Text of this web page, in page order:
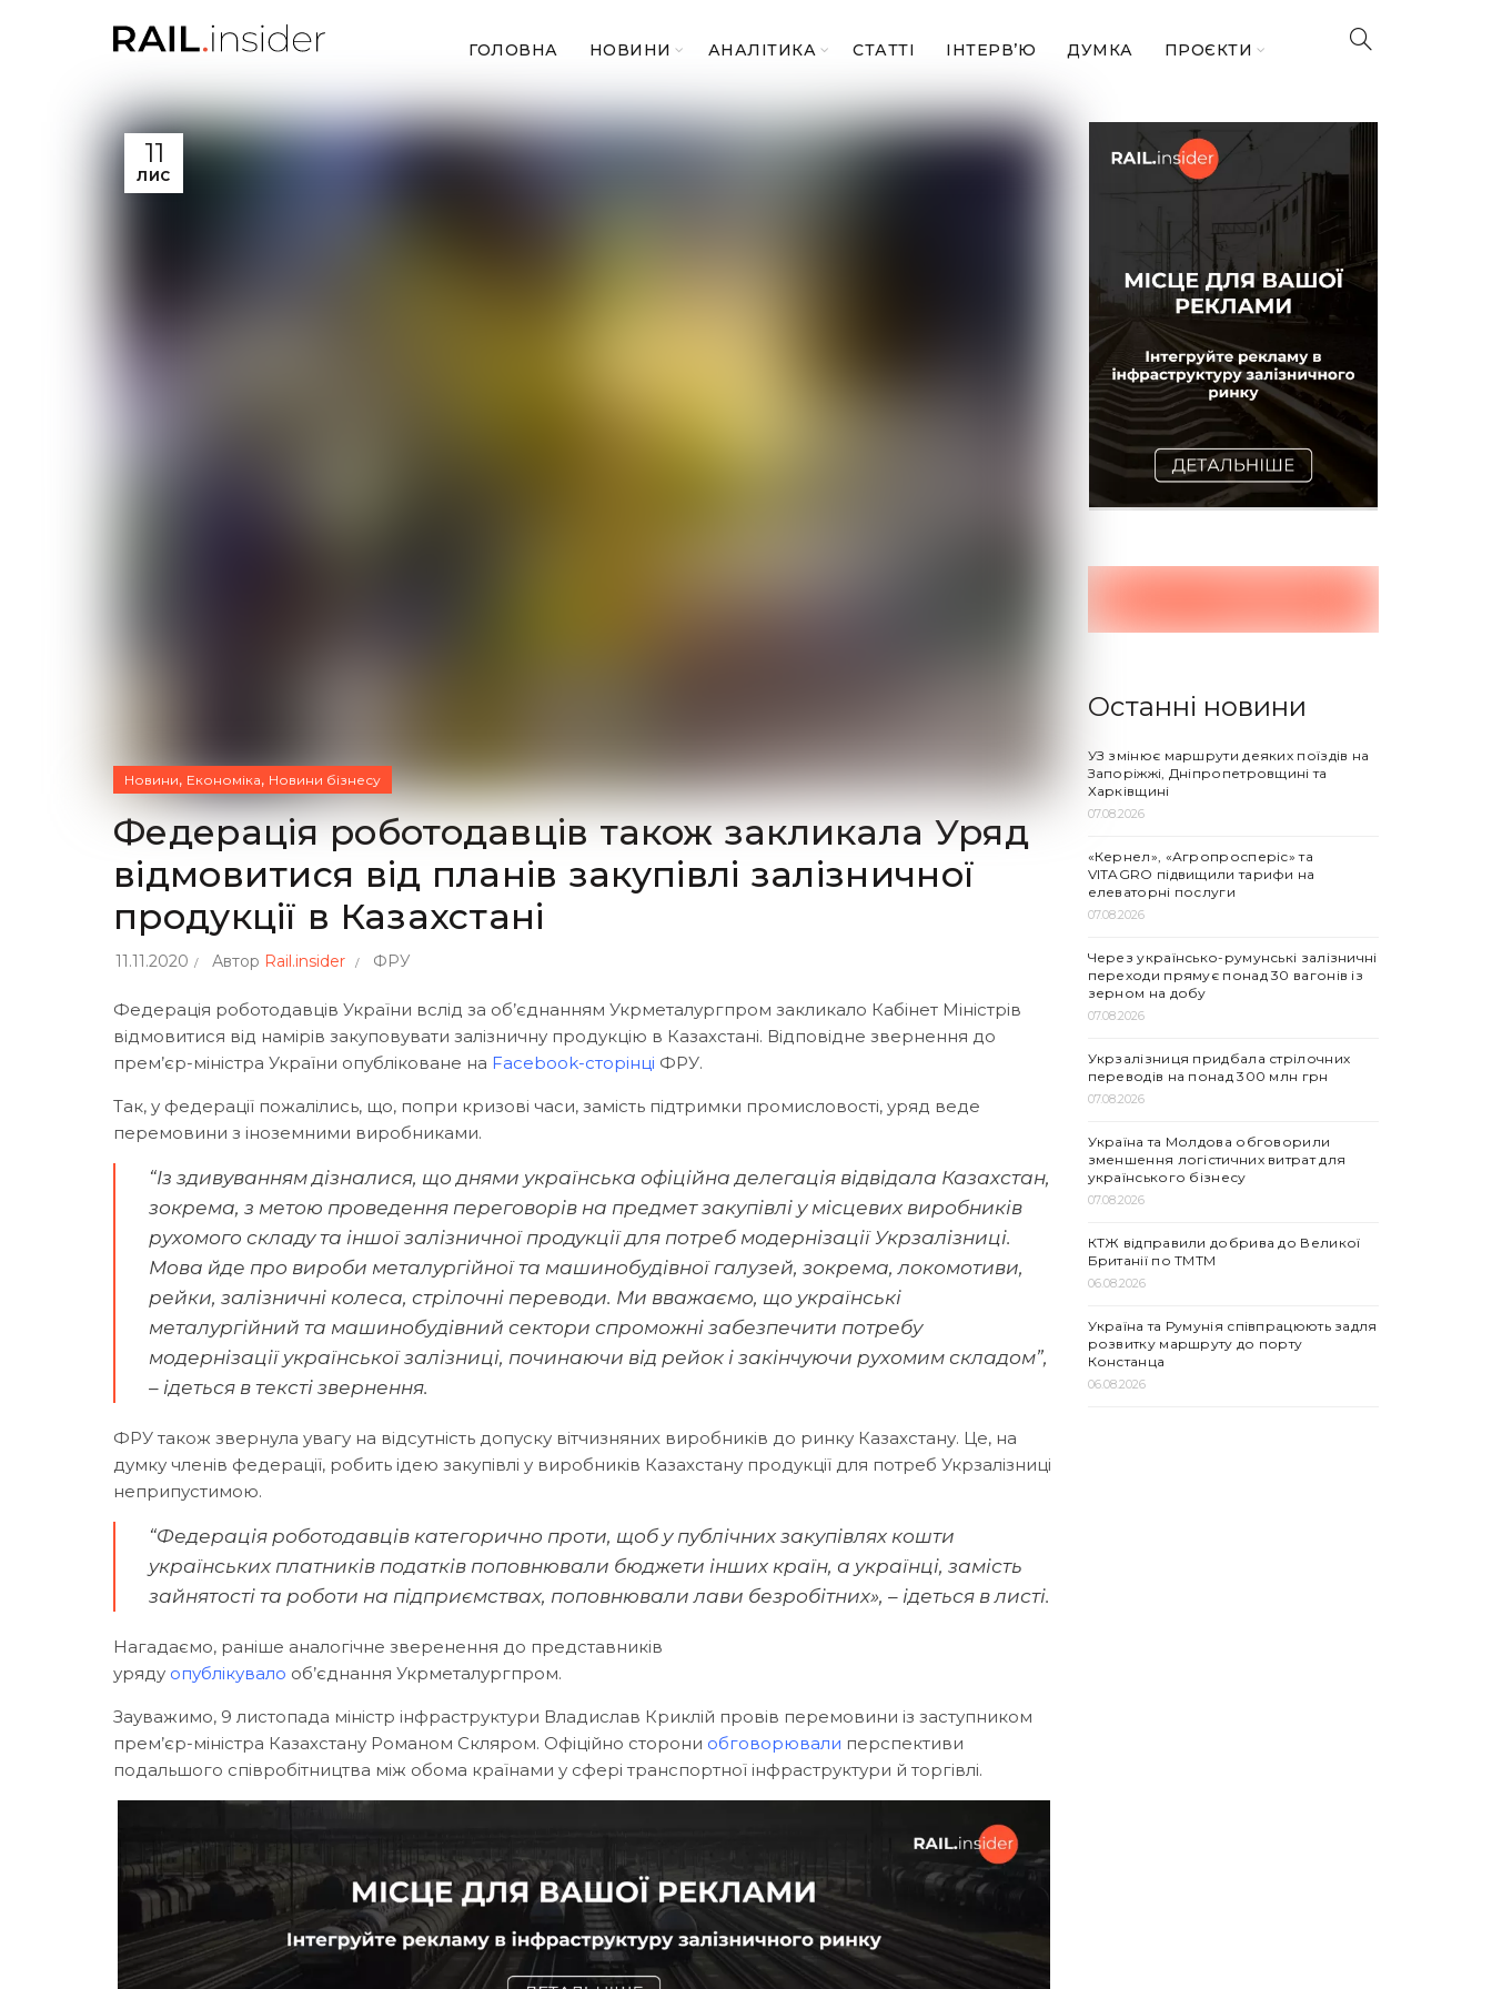
ГОЛОВНА НОВИНИ АНАЛІТИКА СТАТТІ ІНТЕРВ’Ю ДУМКА ПРОЄКТИ
11
ЛИС
Новини, Економіка, Новини бізнесу
Федерація роботодавців також закликала Уряд
відмовитися від планів закупівлі залізничної
продукції в Казахстані
11.11.2020 Автор Rail.insider ФРУ
Федерація роботодавців України вслід за об’єднанням Укрметалургпром закликало Кабінет Міністрів
відмовитися від намірів закуповувати залізничну продукцію в Казахстані. Відповідне звернення до
прем’єр-міністра України опубліковане на Facebook-сторінці ФРУ.
Так, у федерації пожалілись, що, попри кризові часи, замість підтримки промисловості, уряд веде
перемовини з іноземними виробниками.
“Із здивуванням дізналися, що днями українська офіційна делегація відвідала Казахстан,
зокрема, з метою проведення переговорів на предмет закупівлі у місцевих виробників
рухомого складу та іншої залізничної продукції для потреб модернізації Укрзалізниці.
Мова йде про вироби металургійної та машинобудівної галузей, зокрема, локомотиви,
рейки, залізничні колеса, стрілочні переводи. Ми вважаємо, що українські
металургійний та машинобудівний сектори спроможні забезпечити потребу
модернізації української залізниці, починаючи від рейок і закінчуючи рухомим складом”,
– ідеться в тексті звернення.
ФРУ також звернула увагу на відсутність допуску вітчизняних виробників до ринку Казахстану. Це, на
думку членів федерації, робить ідею закупівлі у виробників Казахстану продукції для потреб Укрзалізниці
неприпустимою.
“Федерація роботодавців категорично проти, щоб у публічних закупівлях кошти
українських платників податків поповнювали бюджети інших країн, а українці, замість
зайнятості та роботи на підприємствах, поповнювали лави безробітних», – ідеться в листі.
Нагадаємо, раніше аналогічне зверенення до представників
уряду опублікувало об’єднання Укрметалургпром.
Зауважимо, 9 листопада міністр інфраструктури Владислав Криклій провів перемовини із заступником
прем’єр-міністра Казахстану Романом Скляром. Офіційно сторони обговорювали перспективи
подальшого співробітництва між обома країнами у сфері транспортної інфраструктури й торгівлі.
Останні новини
УЗ змінює маршрути деяких поїздів на
Запоріжжі, Дніпропетровщині та
Харківщині
07.08.2026
«Кернел», «Агропросперіс» та
VITAGRO підвищили тарифи на
елеваторні послуги
07.08.2026
Через українсько-румунські залізничні
переходи прямує понад 30 вагонів із
зерном на добу
07.08.2026
Укрзалізниця придбала стрілочних
переводів на понад 300 млн грн
07.08.2026
Україна та Молдова обговорили
зменшення логістичних витрат для
українського бізнесу
07.08.2026
КТЖ відправили добрива до Великої
Британії по ТМТМ
06.08.2026
Україна та Румунія співпрацюють задля
розвитку маршруту до порту
Констанца
06.08.2026